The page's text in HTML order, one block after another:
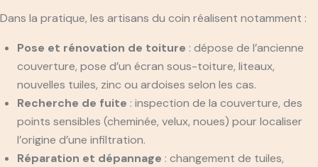
Dans la pratique, les artisans du coin réalisent notamment :
Pose et rénovation de toiture : dépose de l’ancienne
couverture, pose d’un écran sous-toiture, liteaux,
nouvelles tuiles, zinc ou ardoises selon les cas.
Recherche de fuite : inspection de la couverture, des
points sensibles (cheminée, velux, noues) pour localiser
l’origine d’une infiltration.
Réparation et dépannage : changement de tuiles,